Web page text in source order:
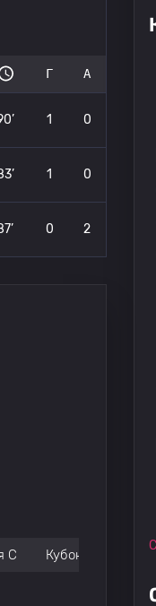
Г А
1 0
1 0
0 2
C Кубок Италии: